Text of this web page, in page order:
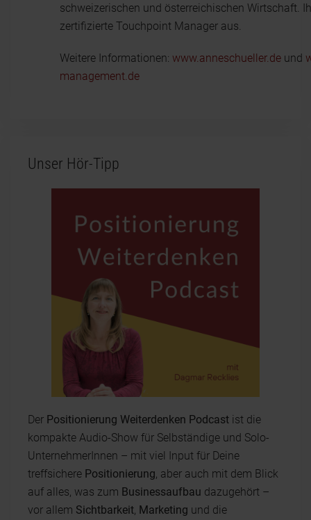
schweizerischen und österreichischen Wirtschaft.
zertifizierte Touchpoint Manager aus.
Weitere Informationen: www.anneschueller.de und
management.de
Unser Hör-Tipp
Der Positionierung Weiterdenken Podcast ist die
kompakte Audio-Show für Selbständige und Solo-
UnternehmerInnen – mit viel Input für Deine
treffsichere Positionierung, aber auch mit dem Blick
auf alles, was zum Businessaufbau dazugehört –
vor allem Sichtbarkeit, Marketing und die